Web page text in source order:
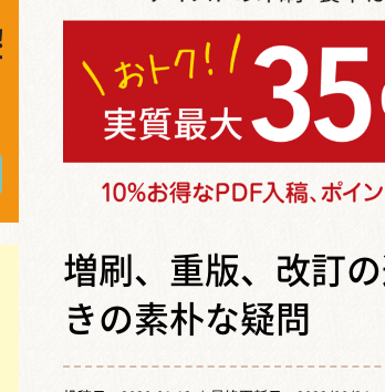
増刷、重版、改訂
きの素朴な疑問